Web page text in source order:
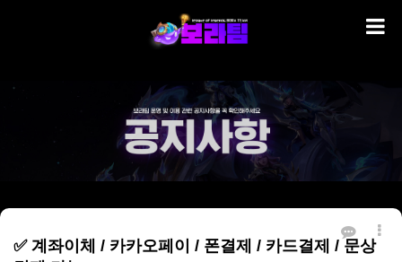
✅ 계좌이체 / 카카오페이 / 폰결제 / 카드결제 / 문상